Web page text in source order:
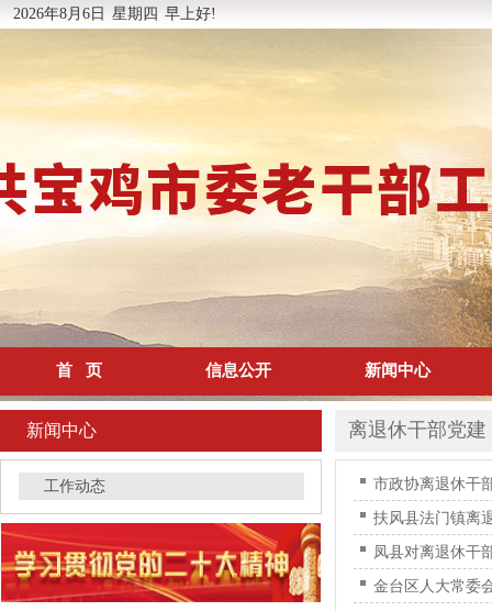
2026年8月6日 星期四 早上好!
首 页 信息公开 新闻中心
离退休干部党建
市政协离退休干
扶风县法门镇离
凤县对离退休干
金台区人大常委
新闻中心
工作动态